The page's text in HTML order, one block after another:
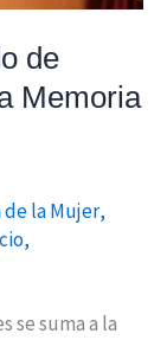
de
Memoria
de la Mujer,
,
se suma a la